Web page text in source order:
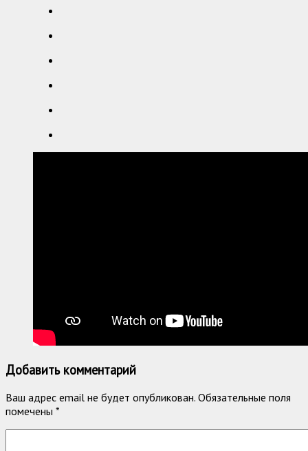
Добавить комментарий
Ваш адрес email не будет опубликован. Обязательные поля
помечены *